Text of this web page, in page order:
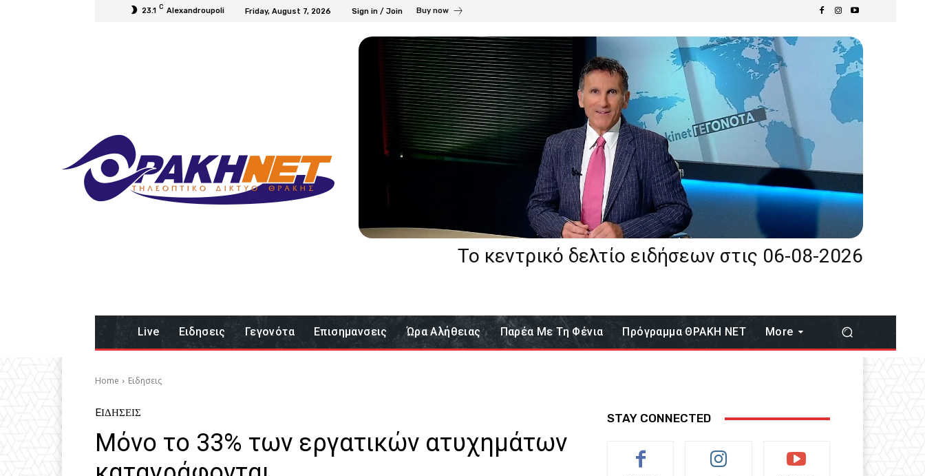
23.1 C Alexandroupoli Friday, August 7, 2026 Sign in / Join Buy now
Το κεντρικό δελτίο ειδήσεων στις 06-08-2026
Live Eιδησεις Γεγονότα Επισημανσεις Ώρα Αλήθειας Παρέα Με Τη Φένια Πρόγραμμα ΘΡΑΚΗ ΝΕΤ More
Home Eιδησεις
EΙΔΗΣΕΙΣ
Μόνο το 33% των εργατικών ατυχημάτων
STAY CONNECTED